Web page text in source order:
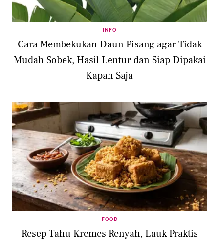
INFO
Cara Membekukan Daun Pisang agar Tidak
Mudah Sobek, Hasil Lentur dan Siap Dipakai
Kapan Saja
FOOD
Resep Tahu Kremes Renyah, Lauk Praktis